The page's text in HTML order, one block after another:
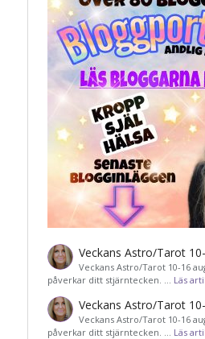
Veckans Astro/Tarot
Veckans Astro/Tarot 10-16
påverkar ditt stjärntecken. … Läs
Veckans Astro/Tarot
Veckans Astro/Tarot 10-16
påverkar ditt stjärntecken. … Läs